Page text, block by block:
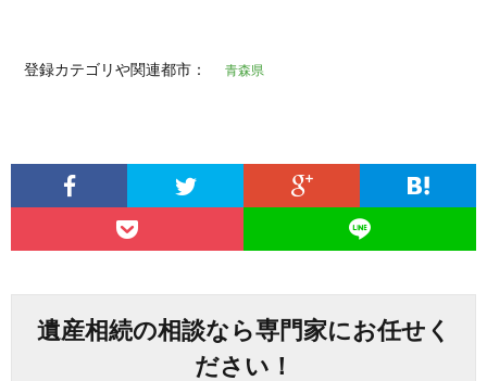
登録カテゴリや関連都市： 青森県
遺産相続の相談なら専門家にお任せく
ださい！